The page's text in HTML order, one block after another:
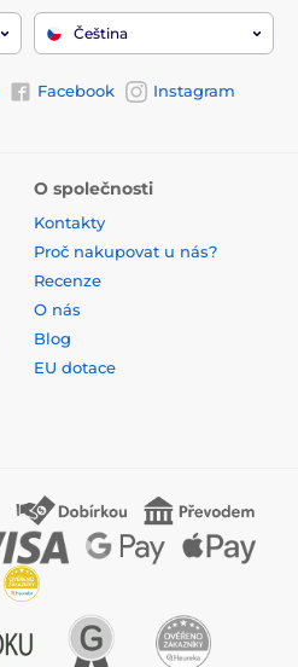
Čeština
Facebook
Instagram
O společnosti
Kontakty
Proč nakupovat u nás?
Recenze
O nás
Blog
EU dotace